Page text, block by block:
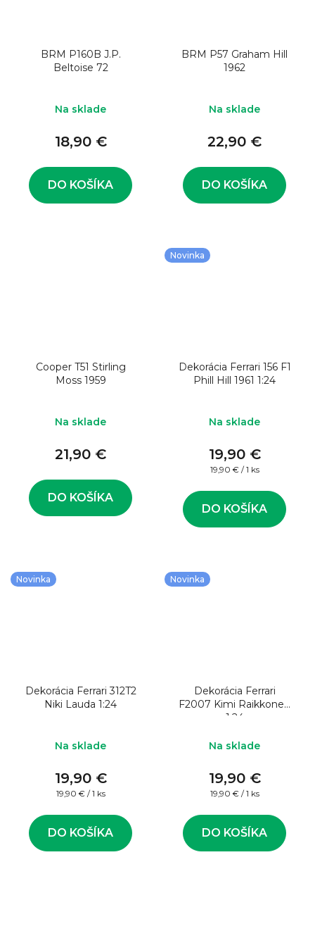
BRM P160B J.P.
Beltoise 72
Na sklade
18,90 €
DO KOŠÍKA
BRM P57 Graham Hill
1962
Na sklade
22,90 €
DO KOŠÍKA
Cooper T51 Stirling
Moss 1959
Na sklade
21,90 €
DO KOŠÍKA
Novinka
Dekorácia Ferrari 156 F1
Phill Hill 1961 1:24
Na sklade
19,90 €
Jednotková
19,90 € / 1 ks
DO KOŠÍKA
Novinka
Dekorácia Ferrari 312T2
Niki Lauda 1:24
Na sklade
19,90 €
Jednotková
19,90 € / 1 ks
DO KOŠÍKA
Novinka
Dekorácia Ferrari
F2007 Kimi Raikkonen
1:24
Na sklade
19,90 €
Jednotková
19,90 € / 1 ks
DO KOŠÍKA